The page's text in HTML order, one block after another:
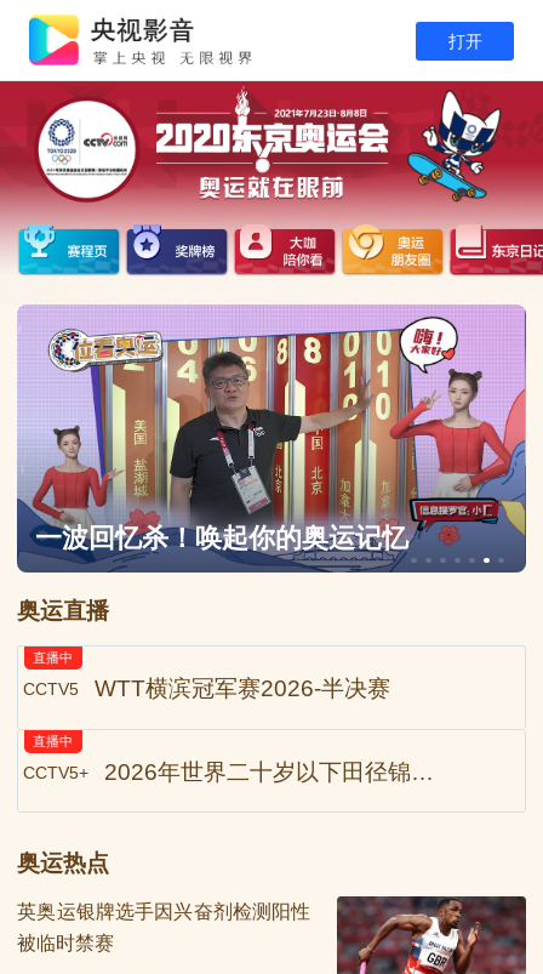
打开
一波回忆杀！唤起你的奥运记忆
奥运直播
直播中
CCTV5 WTT横滨冠军赛2026-半决赛
直播中
CCTV5+ 2026年世界二十岁以下田径锦标赛-男子200米决赛等
奥运热点
英奥运银牌选手因兴奋剂检测阳性
被临时禁赛